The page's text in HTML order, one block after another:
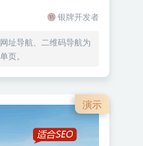
银牌开发者
址导航、二维码导航为
页。
演示